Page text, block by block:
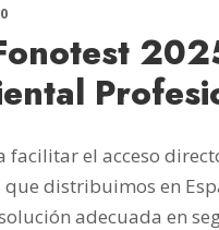
0
facilitar el acceso
distribuimos en
adecuada en